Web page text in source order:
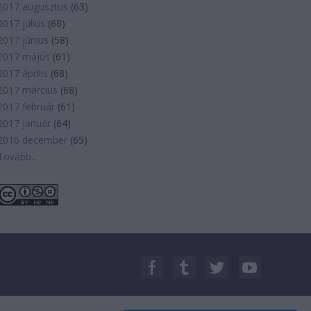
augusztus (63)
július (68)
június (58)
május (61 )
április (68)
március (68)
február (61 )
január (64)
december (65)
...